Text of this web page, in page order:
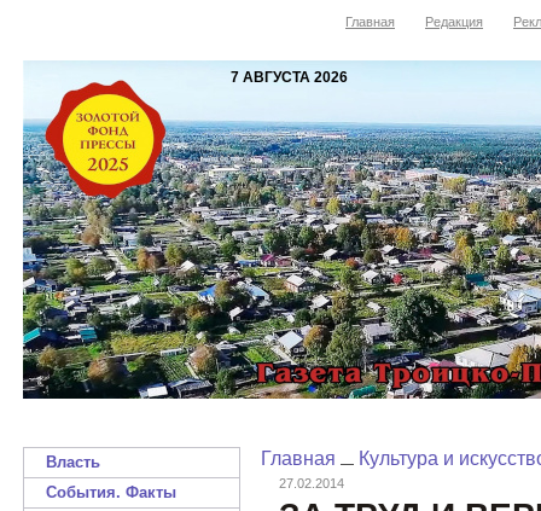
Главная Редакция
7 АВГУСТА 2026
Власть
События. Факты
Главная Культура и
27.02.2014